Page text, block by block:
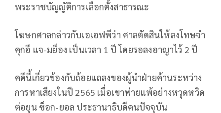
พระราชบัญญัติการเลือกตั้งสาธารณะ
โฆษกศาลกล่าวกับเอเอฟพีว่า ศาลตัดสินให้ลงโทษจำ
คุกอี แจ-มย็อง เป็นเวลา 1 ปี โดยรอลงอาญาไว้ 2 ปี
คดีนี้เกี่ยวข้องกับถ้อยแถลงของผู้นำฝ่ายค้านระหว่าง
การหาเสียงในปี 2565 เมื่อเขาพ่ายแพ้อย่างหวุดหวิด
ต่อยุน ซ็อก-ยอล ประธานาธิบดีคนปัจจุบัน